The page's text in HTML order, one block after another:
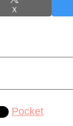
X
Pocket